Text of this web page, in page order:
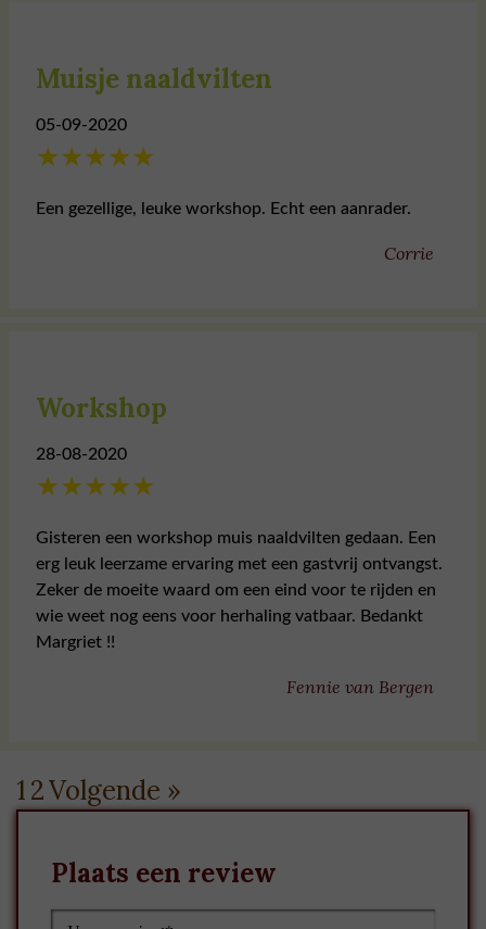
Muisje naaldvilten
05-09-2020
★★★★★
Een gezellige, leuke workshop. Echt een aanrader.
Corrie
Workshop
28-08-2020
★★★★★
Gisteren een workshop muis naaldvilten gedaan. Een
erg leuk leerzame ervaring met een gastvrij ontvangst.
Zeker de moeite waard om een eind voor te rijden en
wie weet nog eens voor herhaling vatbaar. Bedankt
Margriet !!
Fennie van Bergen
12Volgende »
Plaats een review